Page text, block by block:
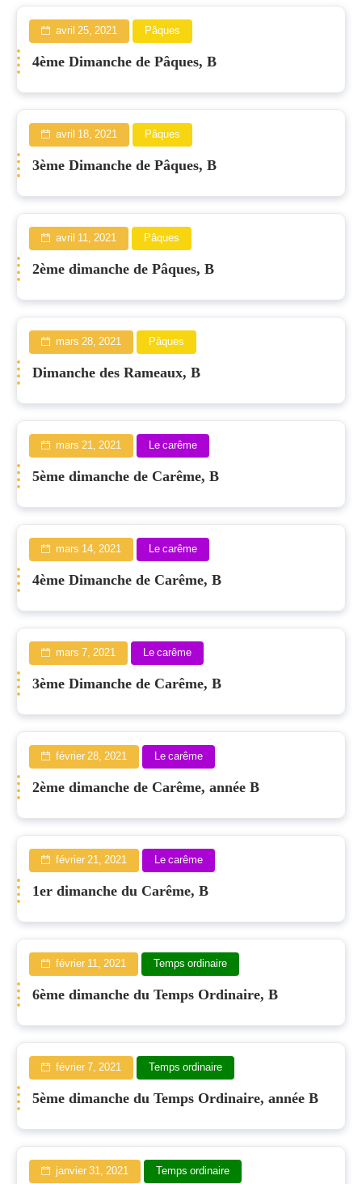
avril 25, 2021 Pâques
4ème Dimanche de Pâques, B
avril 18, 2021 Pâques
3ème Dimanche de Pâques, B
avril 11, 2021 Pâques
2ème dimanche de Pâques, B
mars 28, 2021 Pâques
Dimanche des Rameaux, B
mars 21, 2021 Le carême
5ème dimanche de Carême, B
mars 14, 2021 Le carême
4ème Dimanche de Carême, B
mars 7, 2021 Le carême
3ème Dimanche de Carême, B
février 28, 2021 Le carême
2ème dimanche de Carême, année B
février 21, 2021 Le carême
1er dimanche du Carême, B
février 11, 2021 Temps ordinaire
6ème dimanche du Temps Ordinaire, B
février 7, 2021 Temps ordinaire
5ème dimanche du Temps Ordinaire, année B
janvier 31, 2021 Temps ordinaire